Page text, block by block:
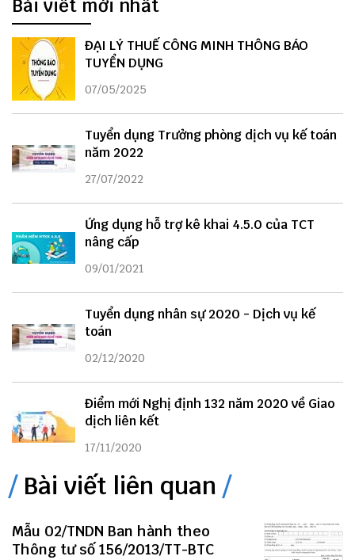
Bài viết mới nhất
ĐẠI LÝ THUẾ CÔNG MINH THÔNG BÁO
TUYỂN DỤNG
07/05/2025
Tuyển dụng Trưởng phòng dịch vụ kế toán
năm 2022
27/07/2022
Ứng dụng hỗ trợ kê khai 4.5.0 của TCT
nâng cấp
09/01/2021
Tuyển dụng nhân sự 2020 - Dịch vụ kế
toán
02/12/2020
Điểm mới Nghị định 132 năm 2020 về Giao
dịch liên kết
17/11/2020
Bài viết liên quan
Mẫu 02/TNDN Ban hành theo
Thông tư số 156/2013/TT-BTC